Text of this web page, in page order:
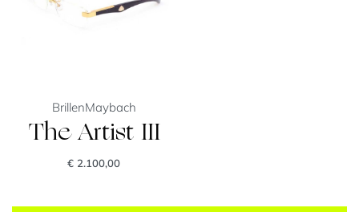
BrillenMaybach
The Artist III
€ 2.100,00